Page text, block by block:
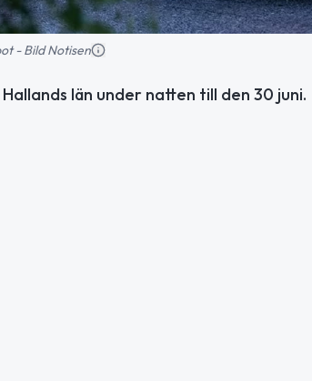
- Bild Notisen
län under natten till den 30 juni.